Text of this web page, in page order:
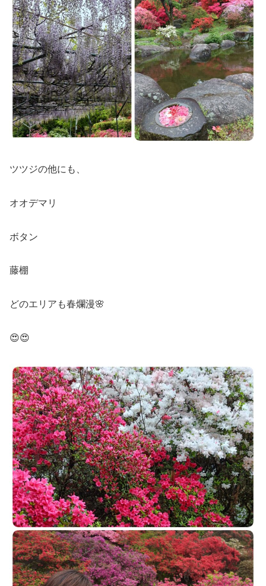
ツツジの他にも、
オオデマリ
ボタン
藤棚
どのエリアも春爛漫🌸
😍😍